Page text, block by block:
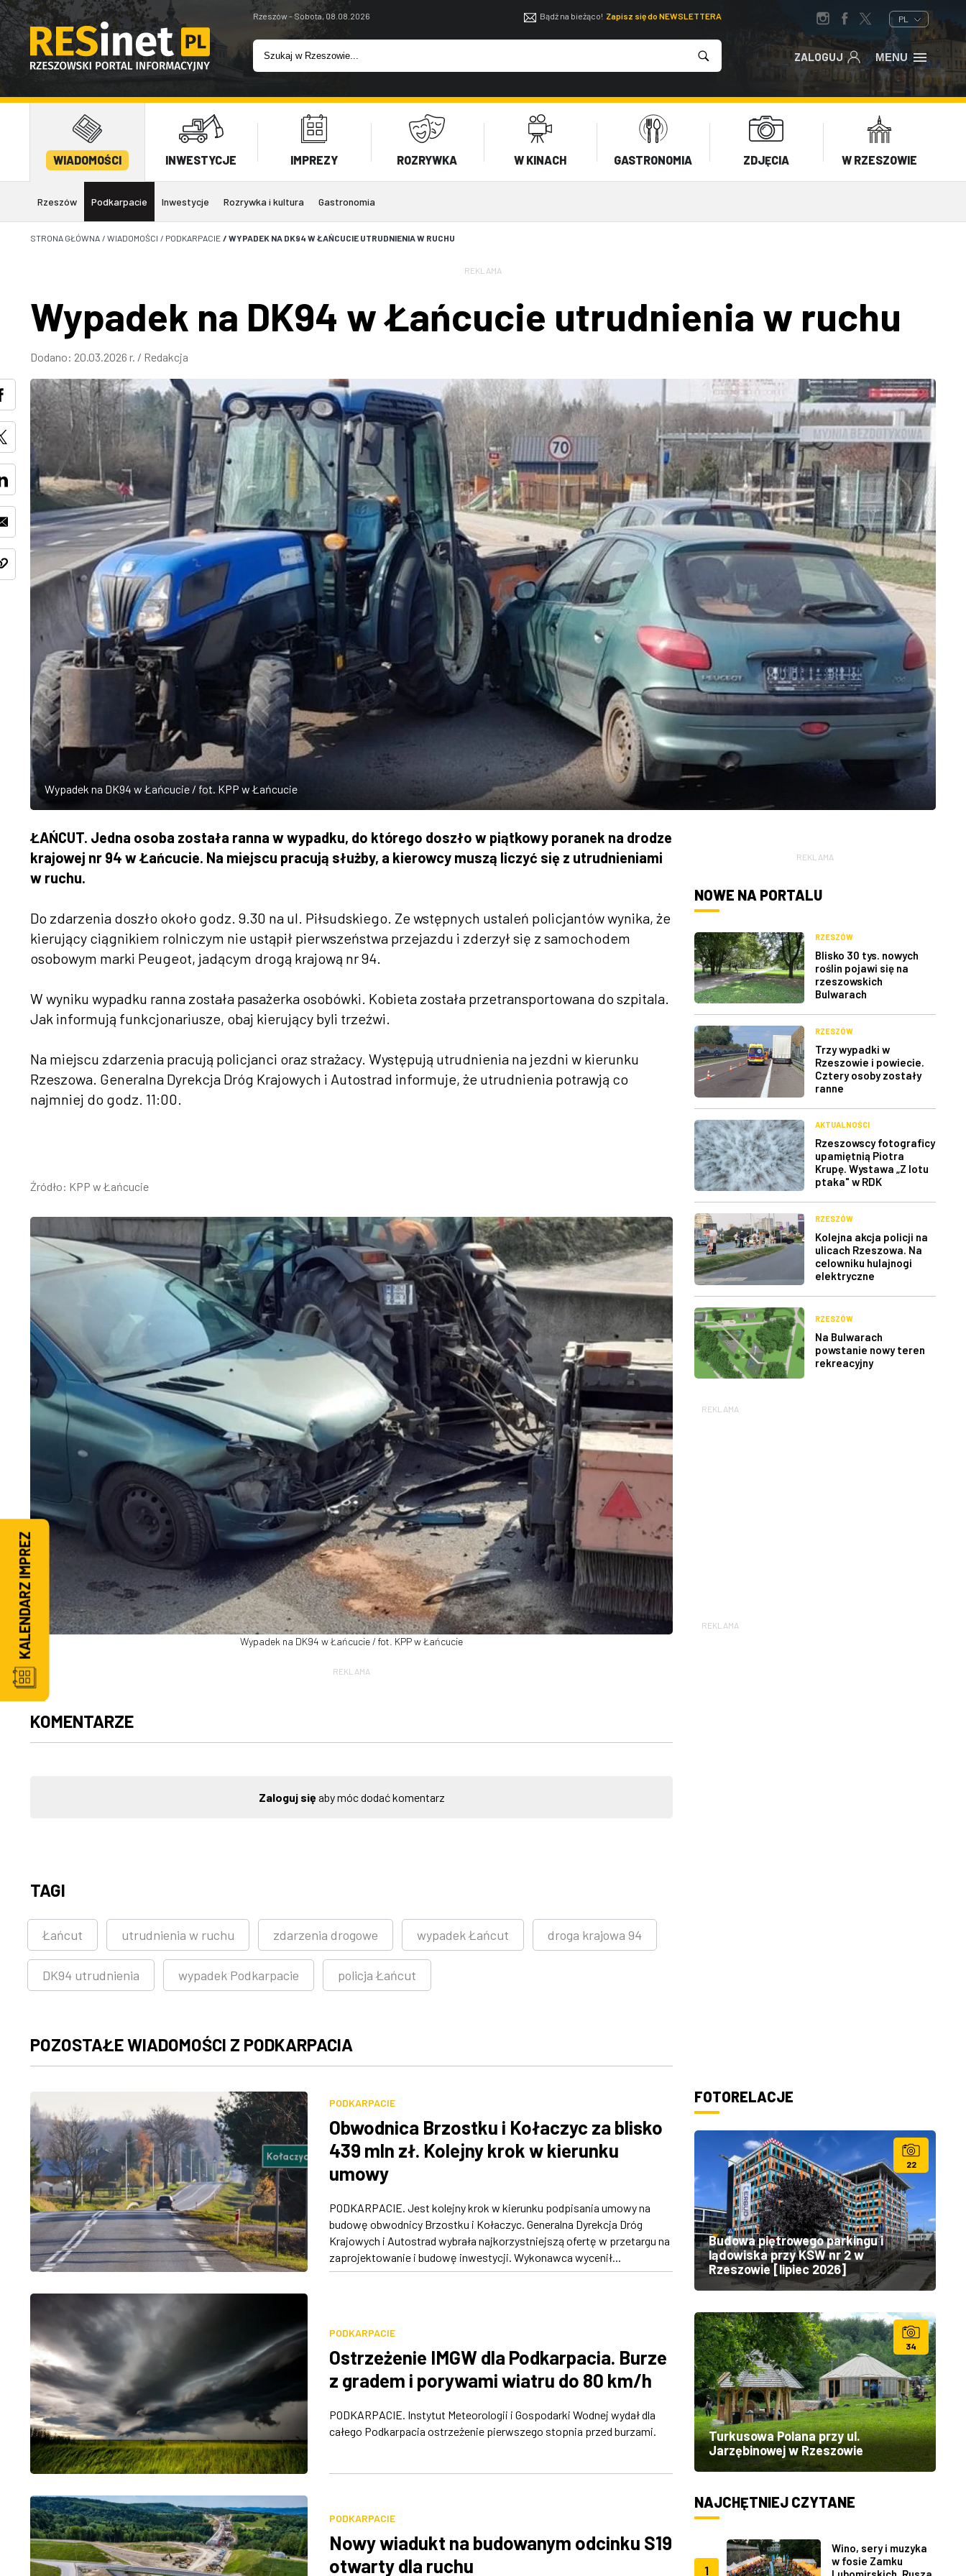
Rzeszów - Sobota, 08.08.2026 Bądź na bieżąco! Zapisz się do NEWSLETTERA PL
ZALOGUJ MENU
WIADOMOŚCI INWESTYCJE IMPREZY ROZRYWKA W KINACH GASTRONOMIA ZDJĘCIA W RZESZOWIE
Rzeszów Podkarpacie Inwestycje Rozrywka i kultura Gastronomia
STRONA GŁÓWNA / WIADOMOŚCI / PODKARPACIE / WYPADEK NA DK94 W ŁAŃCUCIE UTRUDNIENIA W RUCHU
REKLAMA
Wypadek na DK94 w Łańcucie utrudnienia w ruchu
Dodano: 20.03.2026 r. / Redakcja
Wypadek na DK94 w Łańcucie / fot. KPP w Łańcucie
ŁAŃCUT. Jedna osoba została ranna w wypadku, do którego doszło w piątkowy poranek na drodze
krajowej nr 94 w Łańcucie. Na miejscu pracują służby, a kierowcy muszą liczyć się z utrudnieniami
w ruchu.
Do zdarzenia doszło około godz. 9.30 na ul. Piłsudskiego. Ze wstępnych ustaleń policjantów wynika, że
kierujący ciągnikiem rolniczym nie ustąpił pierwszeństwa przejazdu i zderzył się z samochodem
osobowym marki Peugeot, jadącym drogą krajową nr 94.
W wyniku wypadku ranna została pasażerka osobówki. Kobieta została przetransportowana do szpitala.
Jak informują funkcjonariusze, obaj kierujący byli trzeźwi.
Na miejscu zdarzenia pracują policjanci oraz strażacy. Występują utrudnienia na jezdni w kierunku
Rzeszowa. Generalna Dyrekcja Dróg Krajowych i Autostrad informuje, że utrudnienia potrawją co
najmniej do godz. 11:00.
Źródło: KPP w Łańcucie
Wypadek na DK94 w Łańcucie / fot. KPP w Łańcucie
REKLAMA
KOMENTARZE
Zaloguj sięaby móc dodać komentarz
TAGI
Łańcut utrudnienia w ruchu zdarzenia drogowe wypadek Łańcut droga krajowa 94
DK94 utrudnienia wypadek Podkarpacie policja Łańcut
POZOSTAŁE WIADOMOŚCI Z PODKARPACIA
PODKARPACIE
Obwodnica Brzostku i Kołaczyc za blisko
439 mln zł. Kolejny krok w kierunku
umowy
PODKARPACIE. Jest kolejny krok w kierunku podpisania umowy na
budowę obwodnicy Brzostku i Kołaczyc. Generalna Dyrekcja Dróg
Krajowych i Autostrad wybrała najkorzystniejszą ofertę w przetargu na
zaprojektowanie i budowę inwestycji. Wykonawca wycenił...
PODKARPACIE
Ostrzeżenie IMGW dla Podkarpacia. Burze
z gradem i porywami wiatru do 80 km/h
PODKARPACIE. Instytut Meteorologii i Gospodarki Wodnej wydał dla
całego Podkarpacia ostrzeżenie pierwszego stopnia przed burzami.
PODKARPACIE
Nowy wiadukt na budowanym odcinku S19
otwarty dla ruchu
REKLAMA
NOWE NA PORTALU
RZESZÓW
Blisko 30 tys. nowych
roślin pojawi się na
rzeszowskich
Bulwarach
RZESZÓW
Trzy wypadki w
Rzeszowie i powiecie.
Cztery osoby zostały
ranne
AKTUALNOŚCI
Rzeszowscy fotograficy
upamiętnią Piotra
Krupę. Wystawa „Z lotu
ptaka" w RDK
RZESZÓW
Kolejna akcja policji na
ulicach Rzeszowa. Na
celowniku hulajnogi
elektryczne
RZESZÓW
Na Bulwarach
powstanie nowy teren
rekreacyjny
REKLAMA
REKLAMA
FOTORELACJE
22
Budowa piętrowego parkingu i
lądowiska przy KSW nr 2 w
Rzeszowie [lipiec 2026]
34
Turkusowa Polana przy ul.
Jarzębinowej w Rzeszowie
NAJCHĘTNIEJ CZYTANE
1
Wino, sery i muzyka
w fosie Zamku
KALENDARZ IMPREZ